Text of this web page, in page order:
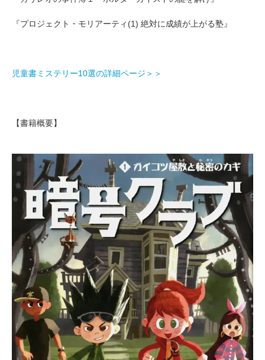
『プロジェクト・モリアーティ(1) 絶対に成績が上がる塾』
児童書ミステリー10選の詳細ページ＞＞
【書籍概要】